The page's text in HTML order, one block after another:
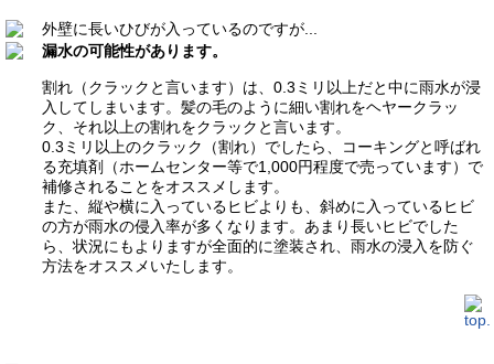
外壁に長いひびが入っているのですが...
漏水の可能性があります。
割れ（クラックと言います）は、0.3ミリ以上だと中に雨水が浸
入してしまいます。髪の毛のように細い割れをヘヤークラッ
ク、それ以上の割れをクラックと言います。
0.3ミリ以上のクラック（割れ）でしたら、コーキングと呼ばれ
る充填剤（ホームセンター等で1,000円程度で売っています）で
補修されることをオススメします。
また、縦や横に入っているヒビよりも、斜めに入っているヒビ
の方が雨水の侵入率が多くなります。あまり長いヒビでした
ら、状況にもよりますが全面的に塗装され、雨水の浸入を防ぐ
方法をオススメいたします。